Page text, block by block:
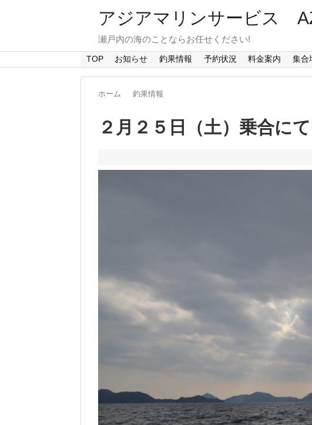
アジアマリンサービス
瀬戸内の海のことならお任せください!
TOP お知らせ 釣果情報 予約状況 料金案内 集合
ホーム 釣果情報
２月２５日（土）乗合に